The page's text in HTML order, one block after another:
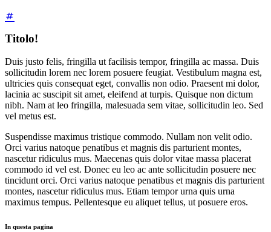
Titolo!
Duis justo felis, fringilla ut facilisis tempor, fringilla ac massa. Duis
sollicitudin lorem nec lorem posuere feugiat. Vestibulum magna est,
ultricies quis consequat eget, convallis non odio. Praesent mi dolor,
lacinia ac suscipit sit amet, eleifend at turpis. Quisque non dictum
nibh. Nam at leo fringilla, malesuada sem vitae, sollicitudin leo. Sed
vel metus est.
Suspendisse maximus tristique commodo. Nullam non velit odio.
Orci varius natoque penatibus et magnis dis parturient montes,
nascetur ridiculus mus. Maecenas quis dolor vitae massa placerat
commodo id vel est. Donec eu leo ac ante sollicitudin posuere nec
tincidunt orci. Orci varius natoque penatibus et magnis dis parturient
montes, nascetur ridiculus mus. Etiam tempor urna quis urna
maximus tempus. Pellentesque eu aliquet tellus, ut posuere eros.
In questa pagina